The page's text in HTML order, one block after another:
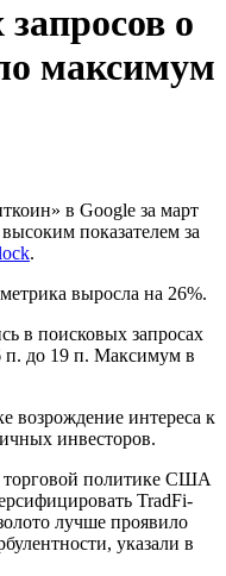
о
максимум
в Google за март
показателем за
.
выросла на 26%.
в поисковых запросах
п. до 19 п. Максимум в
возрождение интереса к
инвесторов.
торговой политике США
TradFi-
лучше проявило
указали в